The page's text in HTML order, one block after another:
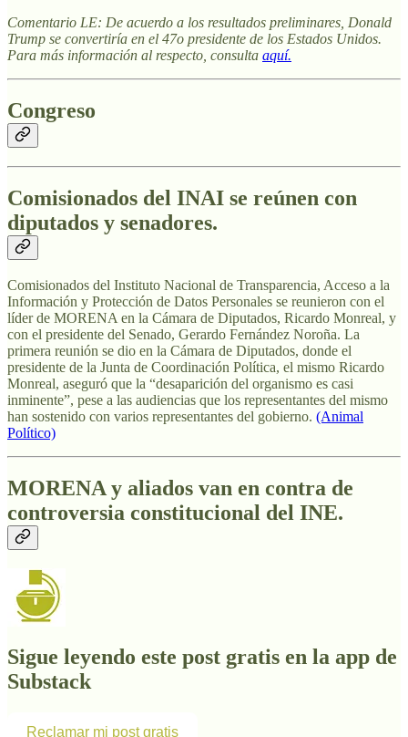
Comentario LE: De acuerdo a los resultados preliminares, Donald
Trump se convertiría en el 47o presidente de los Estados Unidos.
Para más información al respecto, consulta aquí.
Congreso
Comisionados del INAI se reúnen con
diputados y senadores.
Comisionados del Instituto Nacional de Transparencia, Acceso a la
Información y Protección de Datos Personales se reunieron con el
líder de MORENA en la Cámara de Diputados, Ricardo Monreal, y
con el presidente del Senado, Gerardo Fernández Noroña. La
primera reunión se dio en la Cámara de Diputados, donde el
presidente de la Junta de Coordinación Política, el mismo Ricardo
Monreal, aseguró que la “desaparición del organismo es casi
inminente”, pese a las audiencias que los representantes del mismo
han sostenido con varios representantes del gobierno. (Animal
Político)
MORENA y aliados van en contra de
controversia constitucional del INE.
Sigue leyendo este post gratis en la app de
Substack
Reclamar mi post gratis